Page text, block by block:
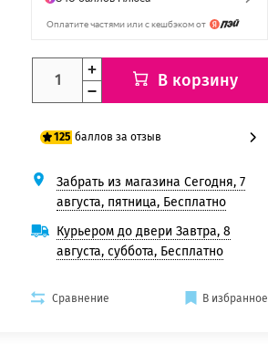
В корзину
125 баллов за отзыв
100 баллов
125 баллов
Забрать из магазина Сегодня, 7
августа, пятница, Бесплатно
Курьером до двери Завтра, 8
августа, суббота, Бесплатно
Сравнение В избранное